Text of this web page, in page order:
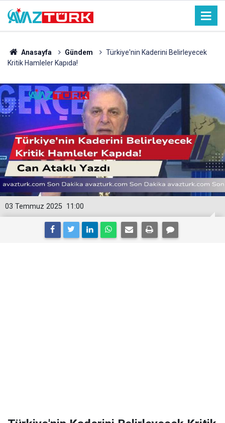
Anasayfa Gündem
Türkiye'nin Kaderini Belirleyecek
Kritik Hamleler Kapıda!
11:00
03 Temmuz 2025